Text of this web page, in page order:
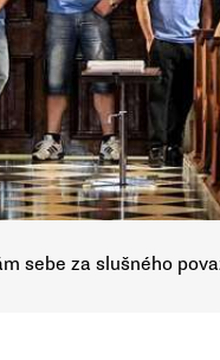
sebe za slušného